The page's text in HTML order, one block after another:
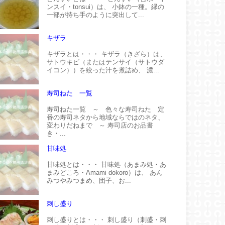
ンスイ・tonsui）は、 小鉢の一種。縁の
一部が持ち手のように突出して...
キザラ
キザラとは・・・ キザラ（きざら）は、
サトウキビ（またはテンサイ（サトウダ
イコン））を絞った汁を煮詰め、 濃...
寿司ねた 一覧
寿司ねた一覧 ～ 色々な寿司ねた 定
番の寿司ネタから地域ならではのネタ、
変わりだねまで ～ 寿司店のお品書
き・...
甘味処
甘味処とは・・・ 甘味処（あまみ処・あ
まみどころ・Amami dokoro）は、 あん
みつやみつまめ、団子、お...
刺し盛り
刺し盛りとは・・・ 刺し盛り（刺盛・刺